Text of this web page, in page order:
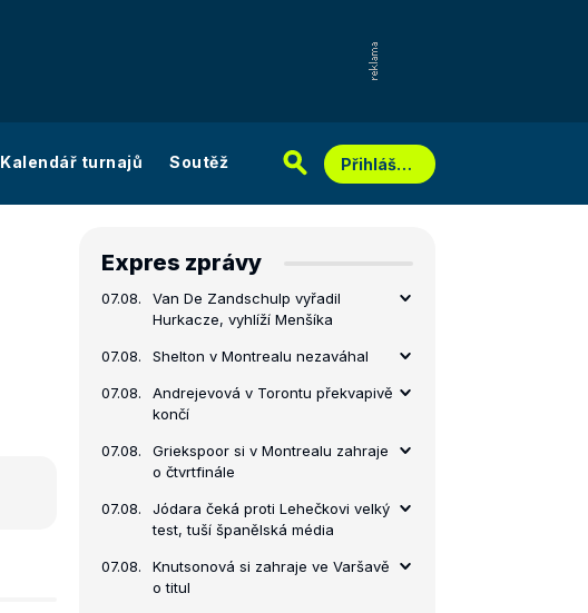
Kalendář turnajů Soutěž Přihlášení
Expres zprávy
07.08.
Van De Zandschulp vyřadil
Hurkacze, vyhlíží Menšíka
07.08. Shelton v Montrealu nezaváhal
07.08.
Andrejevová v Torontu překvapivě
končí
07.08.
Griekspoor si v Montrealu zahraje
o čtvrtfinále
07.08.
Jódara čeká proti Lehečkovi velký
test, tuší španělská média
07.08.
Knutsonová si zahraje ve Varšavě
o titul